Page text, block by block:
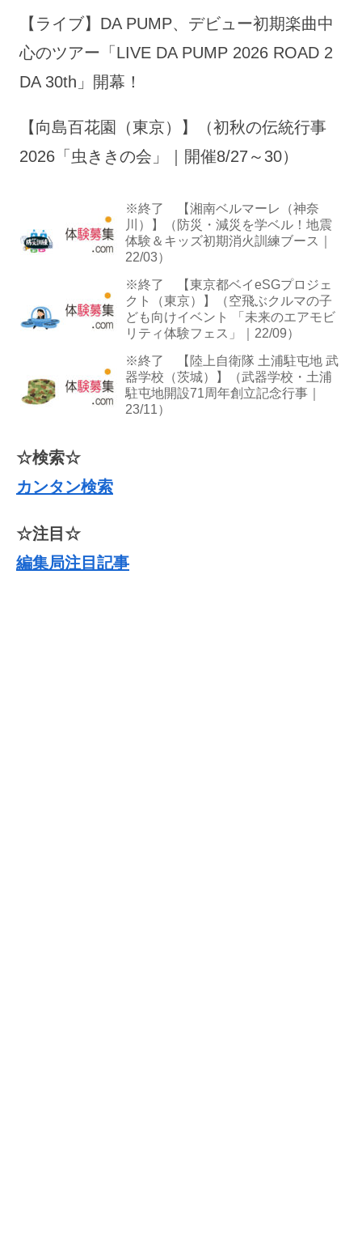
【ライブ】DA PUMP、デビュー初期楽曲中
心のツアー「LIVE DA PUMP 2026 ROAD 2
DA 30th」開幕！
【向島百花園（東京）】（初秋の伝統行事
2026「虫ききの会」｜開催8/27～30）
※終了 【湘南ベルマーレ（神奈
川）】（防災・減災を学ベル！地震
体験＆キッズ初期消火訓練ブース｜
22/03）
※終了 【東京都ベイeSGプロジェ
クト（東京）】（空飛ぶクルマの子
ども向けイベント 「未来のエアモビ
リティ体験フェス」｜22/09）
※終了 【陸上自衛隊 土浦駐屯地 武
器学校（茨城）】（武器学校・土浦
駐屯地開設71周年創立記念行事｜
23/11）
☆検索☆
カンタン検索
☆注目☆
編集局注目記事